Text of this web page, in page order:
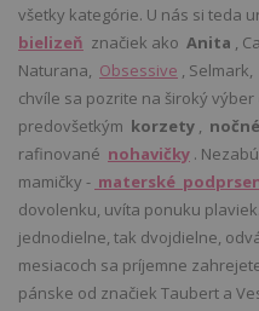
všetky kategórie. U nás si teda
bielizeň značiek ako Anita ,
Naturana, Obsessive , Selmark,
chvíle sa pozrite na široký výber
predovšetkým korzety ,
rafinované nohavičky .
mamičky - materské
dovolenku, uvíta ponuku plaviek.
jednodielne, tak dvojdielne,
mesiacoch sa príjemne
pánske od značiek Taubert a